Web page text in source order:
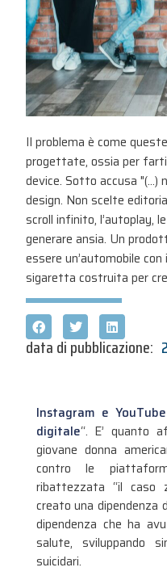
Il problema è come
progettate, ossia per
device. Sotto accusa "(...)
design. Non scelte
scroll infinito, l’autoplay,
generare ansia. Un
essere un’automobile
sigaretta costruita per
data di pubblicazione:
Instagram e
digitale“. E’ quanto
giovane donna
contro le
ribattezzata “il caso
creato una dipendenza
dipendenza che ha
salute, sviluppando
suicidari.